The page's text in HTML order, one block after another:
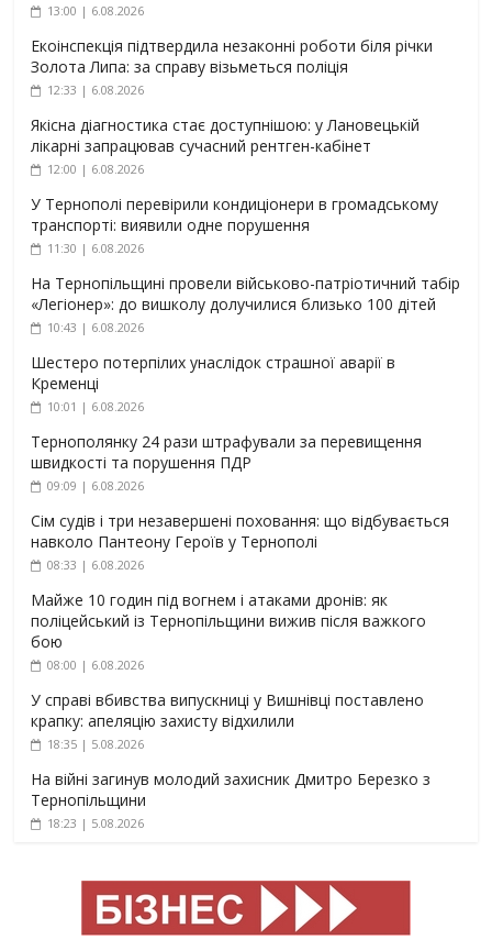
13:00 | 6.08.2026
Екоінспекція підтвердила незаконні роботи біля річки
Золота Липа: за справу візьметься поліція
12:33 | 6.08.2026
Якісна діагностика стає доступнішою: у Лановецькій
лікарні запрацював сучасний рентген-кабінет
12:00 | 6.08.2026
У Тернополі перевірили кондиціонери в громадському
транспорті: виявили одне порушення
11:30 | 6.08.2026
На Тернопільщині провели військово-патріотичний табір
«Легіонер»: до вишколу долучилися близько 100 дітей
10:43 | 6.08.2026
Шестеро потерпілих унаслідок страшної аварії в
Кременці
10:01 | 6.08.2026
Тернополянку 24 рази штрафували за перевищення
швидкості та порушення ПДР
09:09 | 6.08.2026
Сім судів і три незавершені поховання: що відбувається
навколо Пантеону Героїв у Тернополі
08:33 | 6.08.2026
Майже 10 годин під вогнем і атаками дронів: як
поліцейський із Тернопільщини вижив після важкого
бою
08:00 | 6.08.2026
У справі вбивства випускниці у Вишнівці поставлено
крапку: апеляцію захисту відхилили
18:35 | 5.08.2026
На війні загинув молодий захисник Дмитро Березко з
Тернопільщини
18:23 | 5.08.2026